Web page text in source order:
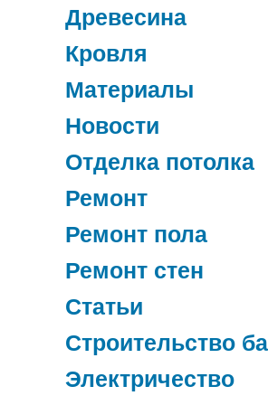
Древесина
Кровля
Материалы
Новости
Отделка потолка
Ремонт
Ремонт пола
Ремонт стен
Статьи
Строительство
Электричество